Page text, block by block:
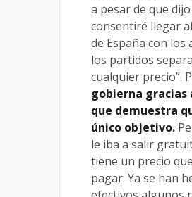
a pesar de que dijo
consentiré llegar
de España con los
los partidos
cualquier precio”.
gobierna gracias
que demuestra
único objetivo.
le iba a salir
tiene un precio
pagar. Ya se han